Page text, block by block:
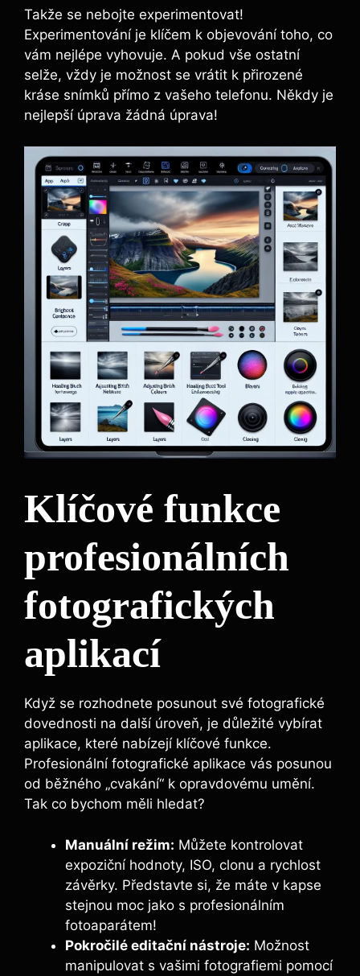
Takže⁣ se nebojte ⁣experimentovat!
Experimentování je klíčem k​ objevování toho, co⁣
vám nejlépe vyhovuje. A ‍pokud vše ‌ostatní‍
selže, ​vždy‌ je⁢ možnost se vrátit k přirozené
kráse snímků přímo⁤ z vašeho telefonu. Někdy ‌je
nejlepší úprava žádná úprava!
Klíčové funkce
profesionálních
fotografických
aplikací
Když‍ se‌ rozhodnete posunout ⁣své⁢ fotografické
dovednosti na další úroveň, je důležité vybírat
aplikace, které nabízejí klíčové ⁢funkce.
Profesionální fotografické aplikace vás posunou
od běžného „cvakání“ k opravdovému umění.
⁣Tak co bychom měli ⁢hledat?
Manuální režim: Můžete kontrolovat
expoziční hodnoty, ISO, clonu a rychlost
závěrky.⁣ Představte si,⁤ že máte v kapse
stejnou ⁤moc jako ⁤s profesionálním
⁤fotoaparátem!
Pokročilé editační nástroje: Možnost ​
manipulovat⁢ s vašimi fotografiemi pomocí